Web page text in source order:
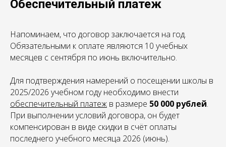
Обеспечительный платеж
Напоминаем, что договор заключается на год.
Обязательными к оплате являются 10 учебных
месяцев с сентября по июнь включительно.
Для подтверждения намерений о посещении школы в
2025/2026 учебном году необходимо внести
обеспечительный платеж в размере 50 000 рублей.
При выполнении условий договора, он будет
компенсирован в виде скидки в счёт оплаты
последнего учебного месяца 2026 (июнь).